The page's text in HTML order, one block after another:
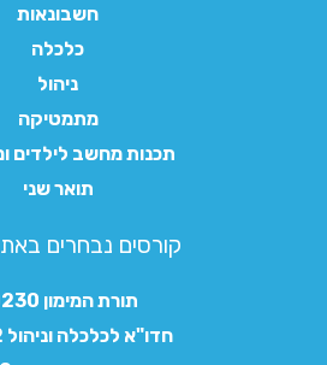
חשבונאות
כלכלה
ניהול
מתמטיקה
תכנות מחשב לילדים
תואר שני
קורסים נבחרים
תורת המימון 10230
חדו"א לכלכלה וניהול 10142